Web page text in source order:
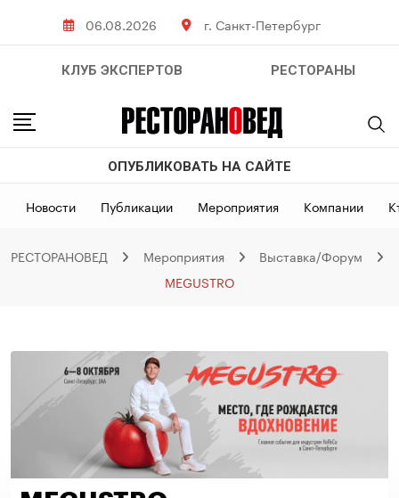
06.08.2026 г. Санкт-Петербург
КЛУБ ЭКСПЕРТОВ РЕСТОРАНЫ
ОПУБЛИКОВАТЬ НА САЙТЕ
Новости Публикации Мероприятия Компании
РЕСТОРАНОВЕД Мероприятия
Выставка/Форум
MEGUSTRO